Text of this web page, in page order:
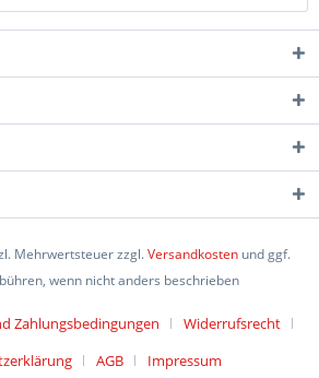
Mehrwertsteuer zzgl.Versandkosten und ggf.
wenn nicht anders beschrieben
Zahlungsbedingungen
Widerrufsrecht
AGB Impressum